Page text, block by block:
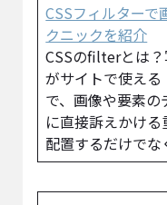
CSSフィルター
クニックを紹介
CSSのfilterとは
がサイトで使え
で、画像や要素
に直接訴えかけ
配置するだけで